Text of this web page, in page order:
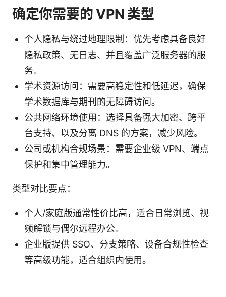
确定你需要的 VPN 类型
个人隐私与绕过地理限制：优先考虑具备良好
隐私政策、无日志、并且覆盖广泛服务器的服
务。
学术资源访问：需要高稳定性和低延迟，确保
学术数据库与期刊的无障碍访问。
公共网络环境使用：选择具备强大加密、跨平
台支持、以及分离 DNS 的方案，减少风险。
公司或机构合规场景：需要企业级 VPN、端点
保护和集中管理能力。
类型对比要点：
个人/家庭版通常性价比高，适合日常浏览、视
频解锁与偶尔远程办公。
企业版提供 SSO、分支策略、设备合规性检查
等高级功能，适合组织内使用。